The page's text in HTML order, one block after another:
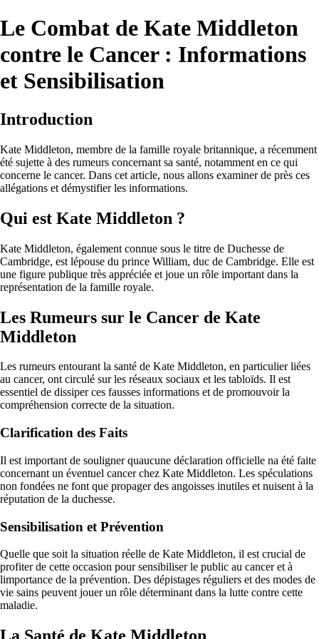
Le Combat de Kate Middleton
contre le Cancer : Informations
et Sensibilisation
Introduction
Kate Middleton, membre de la famille royale britannique, a récemment
été sujette à des rumeurs concernant sa santé, notamment en ce qui
concerne le cancer. Dans cet article, nous allons examiner de près ces
allégations et démystifier les informations.
Qui est Kate Middleton ?
Kate Middleton, également connue sous le titre de Duchesse de
Cambridge, est lépouse du prince William, duc de Cambridge. Elle est
une figure publique très appréciée et joue un rôle important dans la
représentation de la famille royale.
Les Rumeurs sur le Cancer de Kate
Middleton
Les rumeurs entourant la santé de Kate Middleton, en particulier liées
au cancer, ont circulé sur les réseaux sociaux et les tabloïds. Il est
essentiel de dissiper ces fausses informations et de promouvoir la
compréhension correcte de la situation.
Clarification des Faits
Il est important de souligner quaucune déclaration officielle na été faite
concernant un éventuel cancer chez Kate Middleton. Les spéculations
non fondées ne font que propager des angoisses inutiles et nuisent à la
réputation de la duchesse.
Sensibilisation et Prévention
Quelle que soit la situation réelle de Kate Middleton, il est crucial de
profiter de cette occasion pour sensibiliser le public au cancer et à
limportance de la prévention. Des dépistages réguliers et des modes de
vie sains peuvent jouer un rôle déterminant dans la lutte contre cette
maladie.